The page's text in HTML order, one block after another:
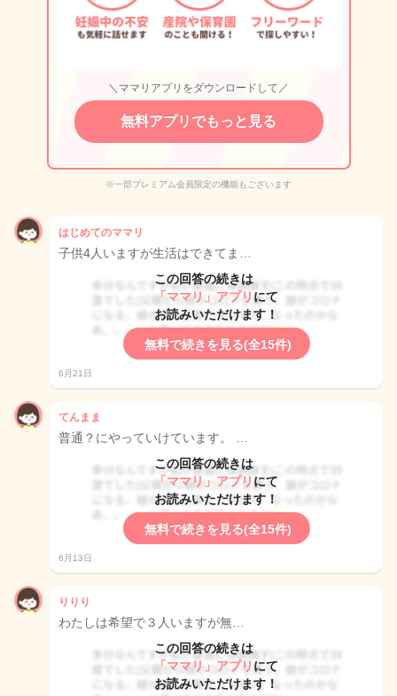
＼ママリアプリをダウンロードして／
無料アプリでもっと見る
※一部プレミアム会員限定の機能もございます
はじめてのママリ
子供4人いますが生活はできてま…
この回答の続きは
「ママリ」アプリ にて
お読みいただけます！
無料で続きを見る(全15件)
6月21日
てんまま
普通？にやっていけています。 …
この回答の続きは
「ママリ」アプリ にて
お読みいただけます！
無料で続きを見る(全15件)
6月13日
りりり
わたしは希望で３人いますが無…
この回答の続きは
「ママリ」アプリ にて
お読みいただけます！